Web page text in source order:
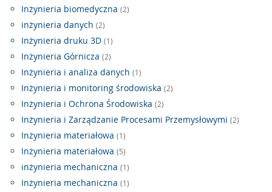
Inżynieria biomedyczna (2)
inżynieria danych (2)
Inżynieria druku 3D (1)
Inżynieria Górnicza (2)
Inżynieria i analiza danych (1)
Inżynieria i monitoring środowiska (2)
Inżynieria i Ochrona Środowiska (2)
Inżynieria i Zarządzanie Procesami Przemysłowymi (2)
Inżynieria materiałowa (1)
Inżynieria materiałowa (5)
inżynieria mechaniczna (1)
Inżynieria mechaniczna (1)